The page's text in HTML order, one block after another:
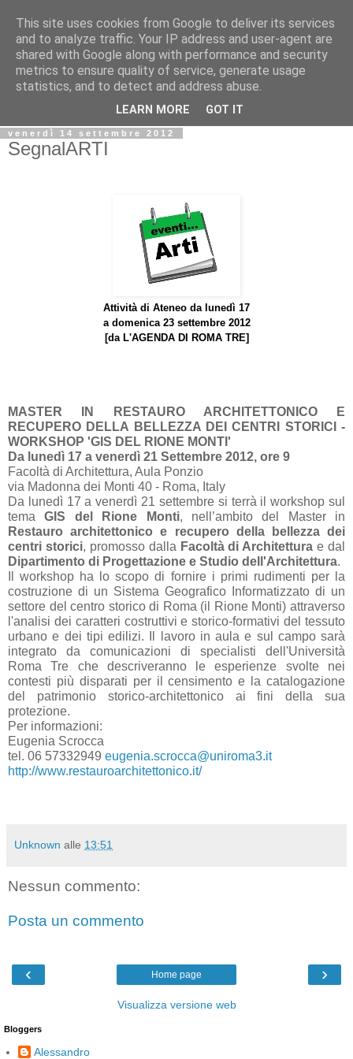
Biblio@rti in
Il Blog della Biblioteca di Area delle arti per condividere
informazioni iniziative incontri
venerdì 14 settembre 2012
SegnalARTI
Attività di Ateneo da lunedì 17
a domenica 23 settembre 2012
[da L'AGENDA DI ROMA TRE]
MASTER IN RESTAURO ARCHITETTONICO E
RECUPERO DELLA BELLEZZA DEI CENTRI STORICI -
WORKSHOP 'GIS DEL RIONE MONTI'
Da lunedì 17 a venerdì 21 Settembre 2012, ore 9
Facoltà di Architettura, Aula Ponzio
via Madonna dei Monti 40 - Roma, Italy
Da lunedì 17 a venerdì 21 settembre si terrà il workshop sul
temaGIS del Rione Monti, nell’ambito del Master in
Restauro architettonico e recupero della bellezza dei
centri storici, promosso dalla Facoltà di Architetturae dal
Dipartimento di Progettazione e Studio dell'Architettura.
Il workshop ha lo scopo di fornire i primi rudimenti per la
costruzione di un Sistema Geografico Informatizzato di un
settore del centro storico di Roma (il Rione Monti) attraverso
l'analisi dei caratteri costruttivi e storico-formativi del tessuto
urbano e dei tipi edilizi. Il lavoro in aula e sul campo sarà
integrato da comunicazioni di specialisti dell'Università
Roma Tre che descriveranno le esperienze svolte nei
contesti più disparati per il censimento e la catalogazione
del patrimonio storico-architettonico ai fini della sua
protezione.
Per informazioni:
Eugenia Scrocca
tel. 06 57332949 eugenia.scrocca@uniroma3.it
http://www.restauroarchitettonico.it/
Unknown alle 13:51
Nessun commento:
Posta un commento
‹ ›
Home page
Visualizza versione web
Bloggers
Alessandro
This site uses cookies from Google to deliver its services
and to analyze traffic. Your IP address and user-agent are
shared with Google along with performance and security
metrics to ensure quality of service, generate usage
statistics, and to detect and address abuse.
LEARN MORE GOT IT